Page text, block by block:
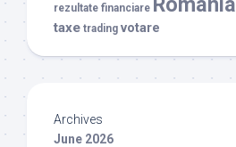
rezultate financiare
taxe trading votare
Archives
June 2026